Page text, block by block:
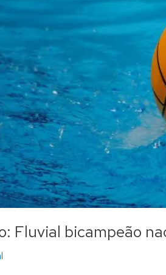
Fluvial bicampeão